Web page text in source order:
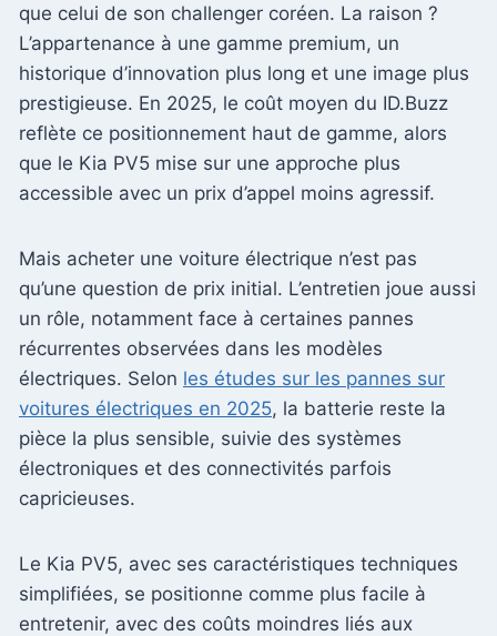
que celui de son challenger coréen. La raison ?
L’appartenance à une gamme premium, un
historique d’innovation plus long et une image plus
prestigieuse. En 2025, le coût moyen du ID.Buzz
reflète ce positionnement haut de gamme, alors
que le Kia PV5 mise sur une approche plus
accessible avec un prix d’appel moins agressif.
Mais acheter une voiture électrique n’est pas
qu’une question de prix initial. L’entretien joue aussi
un rôle, notamment face à certaines pannes
récurrentes observées dans les modèles
électriques. Selon les études sur les pannes sur
voitures électriques en 2025, la batterie reste la
pièce la plus sensible, suivie des systèmes
électroniques et des connectivités parfois
capricieuses.
Le Kia PV5, avec ses caractéristiques techniques
simplifiées, se positionne comme plus facile à
entretenir, avec des coûts moindres liés aux